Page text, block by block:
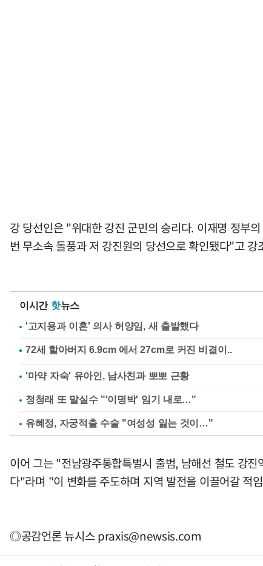
강 당선인은 "위대한 강진 군민의 승리다. 이재명 정부
번 무소속 돌풍과 저 강진원의 당선으로 확인됐다"고 강
이시간 핫뉴스
'고지용과 이혼' 의사 허양임, 새 출발했다
'마약 자숙' 유아인, 남사친과 뽀뽀 근황
정청래 또 말실수 "'이명박' 임기 내로…"
유혜정, 자궁적출 수술 "여성성 잃는 것이…"
이어 그는 "전남광주통합특별시 출범, 남해선 철도 강
다"라며 "이 변화를 주도하며 지역 발전을 이끌어갈 적
◎공감언론 뉴시스praxis@newsis.com